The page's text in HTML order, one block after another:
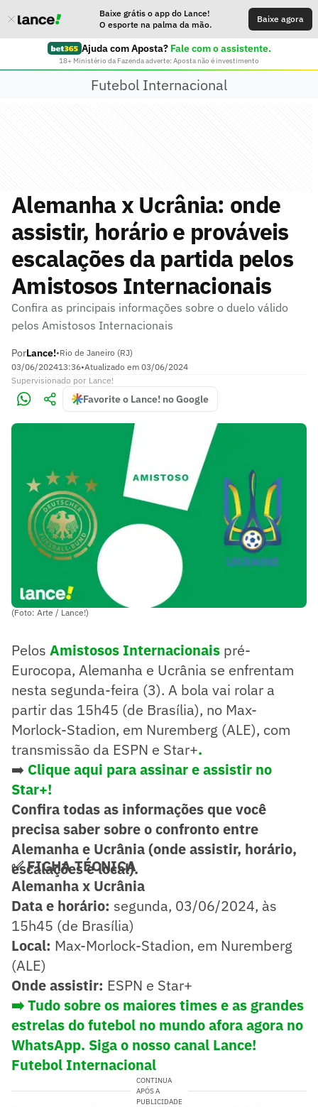
Baixe grátis o app do Lance!
O esporte na palma da mão.
Baixe agora
Ajuda com Aposta? Fale com o assistente.
18+ Ministério da Fazenda adverte: Aposta não é investimento
Futebol Internacional
Alemanha x Ucrânia: onde
assistir, horário e prováveis
escalações da partida pelos
Amistosos Internacionais
Confira as principais informações sobre o duelo válido
pelos Amistosos Internacionais
PorLance!•Rio de Janeiro (RJ)
03/06/202413:36•Atualizado em 03/06/2024
Supervisionado por Lance!
Favorite o Lance! no Google
(Foto: Arte / Lance!)
Pelos Amistosos Internacionais pré-
Eurocopa, Alemanha e Ucrânia se enfrentam
nesta segunda-feira (3). A bola vai rolar a
partir das 15h45 (de Brasília), no Max-
Morlock-Stadion, em Nuremberg (ALE), com
transmissão da ESPN e Star+.
➡️ Clique aqui para assinar e assistir no
Star+!
Confira todas as informações que você
precisa saber sobre o confronto entre
Alemanha e Ucrânia (onde assistir, horário,
escalações e local).
✅ FICHA TÉCNICA
Alemanha x Ucrânia
Data e horário: segunda, 03/06/2024, às
15h45 (de Brasília)
Local: Max-Morlock-Stadion, em Nuremberg
(ALE)
Onde assistir: ESPN e Star+
➡️ Tudo sobre os maiores times e as grandes
estrelas do futebol no mundo afora agora no
WhatsApp. Siga o nosso canal Lance!
Futebol Internacional
CONTINUA
APÓS A
PUBLICIDADE